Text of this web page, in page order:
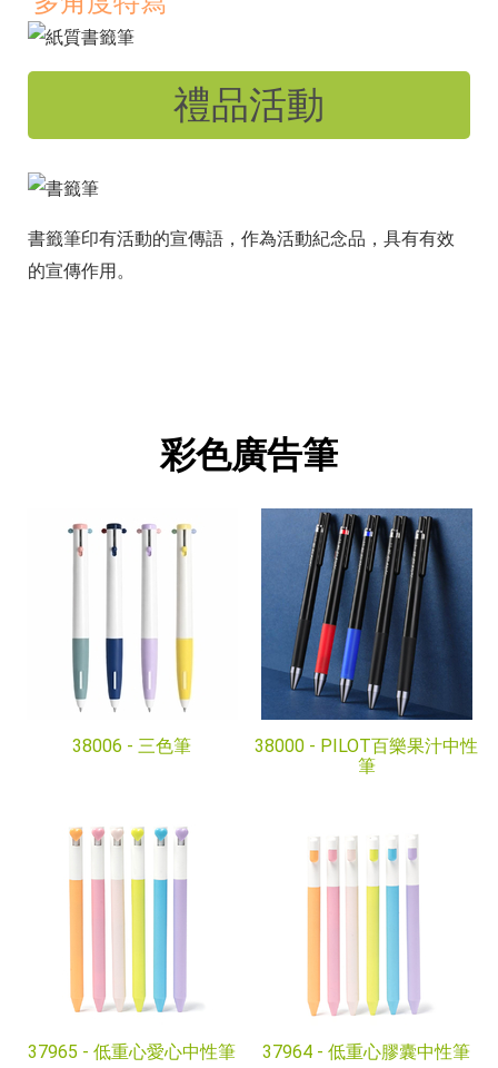
禮品活動
書籤筆印有活動的宣傳語，作為活動紀念品，具有有效
的宣傳作用。
彩色廣告筆
38006 - 三色筆 38000 - PILOT百樂果汁中性
筆
37965 - 低重心愛心中性筆 37964 - 低重心膠囊中性筆